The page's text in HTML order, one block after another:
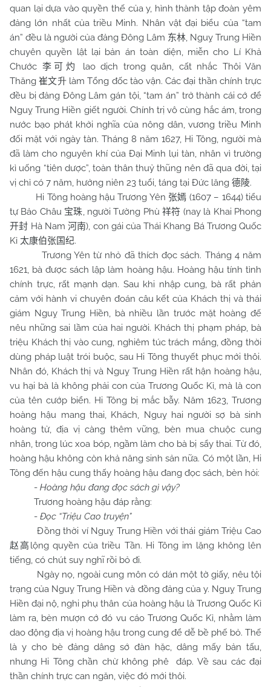
quan lại dựa vào quyền thế của y, hình thành tập đoàn yêm
đảng lớn nhất của triều Minh. Nhân vật đại biểu của “tam
án” đều là người của đảng Đông Lâm 东林, Nguỵ Trung Hiền
chuyên quyền lật lại bản án toàn diện, miễn cho Lí Khả
Chước 李可灼
lao dịch trong quân, cất nhắc Thôi Văn
Thăng崔文升làm Tổng đốc tào vận. Các đại thần chính trực
đều bị đảng Đông Lâm gán tội, “tam án” trở thành cái cớ để
Nguỵ Trung Hiền giết người. Chính trị vô cùng hắc ám, trong
nước bạo phát khởi nghĩa của nông dân, vương triều Minh
đối mặt với ngày tàn. Tháng 8 năm 1627, Hi Tông, người mà
đã làm cho nguyên khí của Đại Minh lụi tàn, nhân vì trường
kì uống “tiên dược”, toàn thân thuỷ thũng nên đã qua đời, tại
vị chỉ có 7 năm, hưởng niên 23 tuổi, táng tại Đức lăng 德陵.
Hi Tông hoàng hậu Trương Yên 张嫣 (1607 – 1644) tiểu
tự Bảo Châu 宝珠, người Tường Phù祥符 (nay là Khai Phong
开封 Hà Nam 河南), con gái của Thái Khang Bá Trương Quốc
Kỉ 太康伯张国纪.
Trương Yên từ nhỏ đã thích đọc sách. Tháng 4 năm
1621, bà được sách lập làm hoàng hậu. Hoàng hậu tính tình
chính trực, rất mạnh dạn. Sau khi nhập cung, bà rất phản
cảm với hành vi chuyên đoán câu kết của Khách thị và thái
giám Nguỵ Trung Hiền, bà nhiều lần trước mặt hoàng đế
nêu những sai lầm của hai người. Khách thị phạm pháp, bà
triệu Khách thị vào cung, nghiêm túc trách mắng, đồng thời
dùng pháp luật trói buộc, sau Hi Tông thuyết phục mới thôi.
Nhân đó, Khách thị và Nguỵ Trung Hiền rất hận hoàng hậu,
vu hại bà là không phải con của Trương Quốc Kỉ, mà là con
của tên cướp biển. Hi Tông bị mắc bẫy. Năm 1623, Trương
hoàng hậu mang thai, Khách, Nguỵ hai người sợ bà sinh
hoàng tử, địa vị càng thêm vững, bèn mua chuộc cung
nhân, trong lúc xoa bóp, ngầm làm cho bà bị sẩy thai. Từ đó,
hoàng hậu không còn khả năng sinh sản nữa. Có một lần, Hi
Tông đến hậu cung thấy hoàng hậu đang đọc sách, bèn hỏi:
- Hoàng hậu đang đọc sách gì vậy?
Trương hoàng hậu đáp rằng:
- Đọc “Triệu Cao truyện”
Đồng thời ví Nguỵ Trung Hiền với thái giám Triệu Cao
赵高 lộng quyền của triều Tần. Hi Tông im lặng không lên
tiếng, có chút suy nghĩ rồi bỏ đi.
Ngày nọ, ngoài cung môn có dán một tờ giấy, nêu tội
trạng của Nguỵ Trung Hiền và đồng đảng của y. Nguỵ Trung
Hiền đại nộ, nghi phụ thân của hoàng hậu là Trương Quốc Kỉ
làm ra, bèn mượn cớ đó vu cáo Trương Quốc Kỉ, nhằm làm
dao động địa vị hoàng hậu trong cung để dễ bề phế bỏ. Thế
là y cho bè đảng dâng sớ đàn hặc, dâng mấy bản tấu,
nhưng Hi Tông chần chừ không phê đáp. Về sau các đại
thần chính trực can ngăn, việc đó mới thôi.